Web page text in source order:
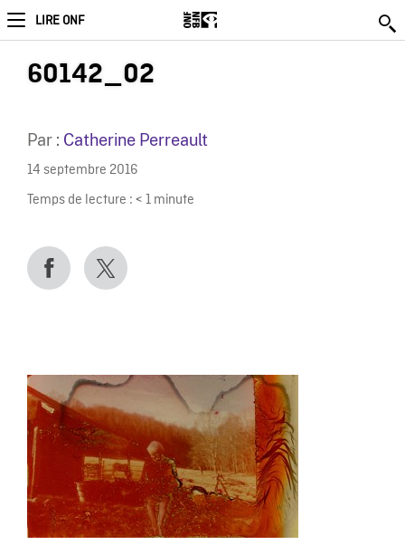
LIRE ONF
60142_02
Par : Catherine Perreault
14 septembre 2016
Temps de lecture : < 1 minute